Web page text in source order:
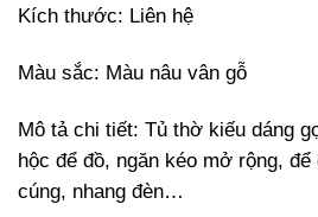
Kích thước: Liên hệ
Màu sắc: Màu nâu vân gỗ
Mô tả chi tiết: Tủ thờ kiếu dáng
hộc để đồ, ngăn kéo mở rộng,
cúng, nhang đèn…